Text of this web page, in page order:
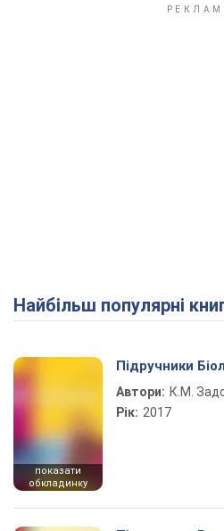
Найбільш популярні
показати
обкладинку
Підручники
Автори: К.М.
Рік: 2017